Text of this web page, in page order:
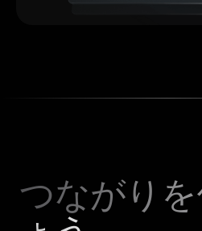
つながり